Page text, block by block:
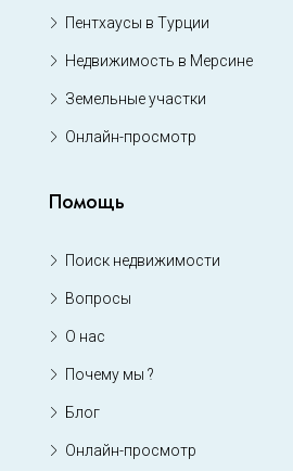
Пентхаусы в Турции
Недвижимость в Мерсине
Земельные участки
Онлайн-просмотр
Помощь
Поиск недвижимости
Вопросы
О нас
Почему мы ?
Блог
Онлайн-просмотр